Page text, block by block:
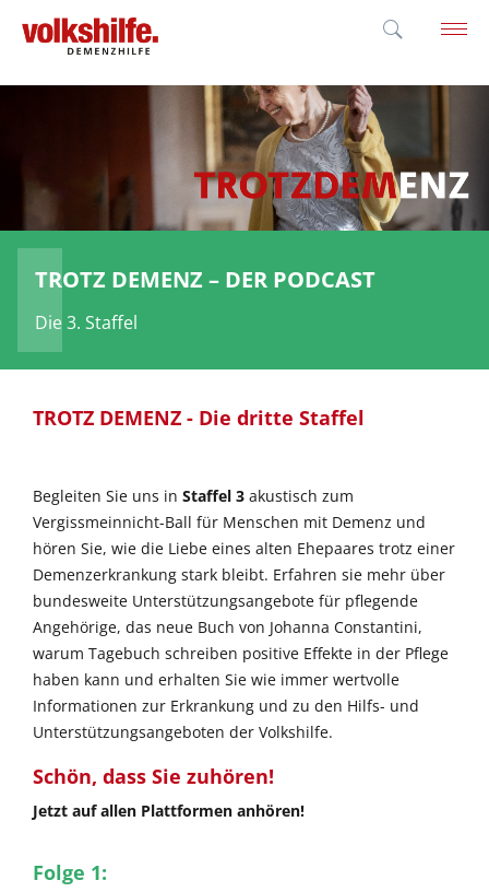
TROTZ DEMENZ – DER PODCAST
Die 3. Staffel
TROTZ DEMENZ - Die dritte Staffel
Begleiten Sie uns in Staffel 3 akustisch zum
Vergissmeinnicht-Ball für Menschen mit Demenz und
hören Sie, wie die Liebe eines alten Ehepaares trotz einer
Demenzerkrankung stark bleibt. Erfahren sie mehr über
bundesweite Unterstützungsangebote für pflegende
Angehörige, das neue Buch von Johanna Constantini,
warum Tagebuch schreiben positive Effekte in der Pflege
haben kann und erhalten Sie wie immer wertvolle
Informationen zur Erkrankung und zu den Hilfs- und
Unterstützungsangeboten der Volkshilfe.
Schön, dass Sie zuhören!
Jetzt auf allen Plattformen anhören!
Folge 1: